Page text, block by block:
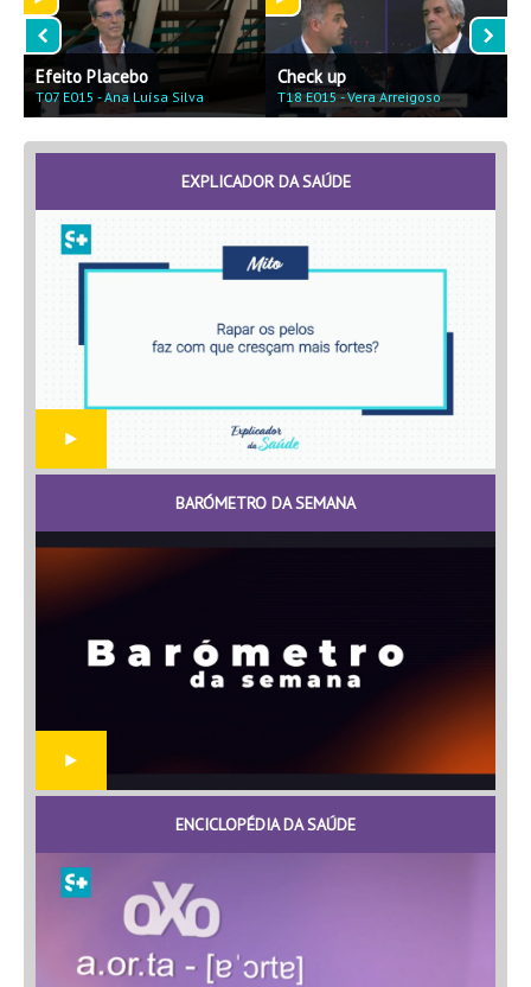
Efeito Placebo
T07 E015 - Ana Luísa Silva
Check up
T18 E015 - Vera Arreigoso
EXPLICADOR DA SAÚDE
BARÓMETRO DA SEMANA
ENCICLOPÉDIA DA SAÚDE